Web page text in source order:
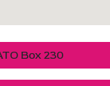
Box 230